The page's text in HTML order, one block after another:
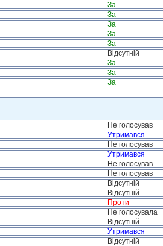
За
За
За
За
За
Відсутній
За
За
За
Не голосував
Утримався
Не голосував
Утримався
Не голосував
Не голосував
Відсутній
Відсутній
Проти
Не голосувала
Відсутній
Утримався
Відсутній